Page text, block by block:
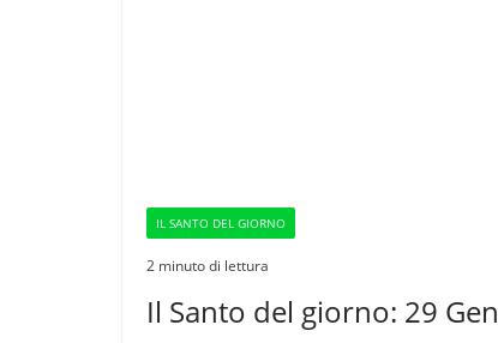
IL SANTO DEL GIORNO
2 minuto di lettura
Il Santo del giorno: 29